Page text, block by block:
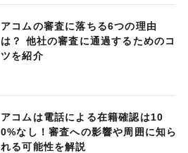
アコムの審査に落ちる6つの理由
は？ 他社の審査に通過するためのコ
ツを紹介
アコムは電話による在籍確認は10
0%なし！審査への影響や周囲に知ら
れる可能性を解説